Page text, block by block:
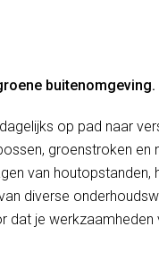
buitenomgeving.
op pad naar
groenstroken en
van
diverse
dat je